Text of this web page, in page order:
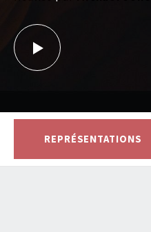
REPRÉSENTATIONS